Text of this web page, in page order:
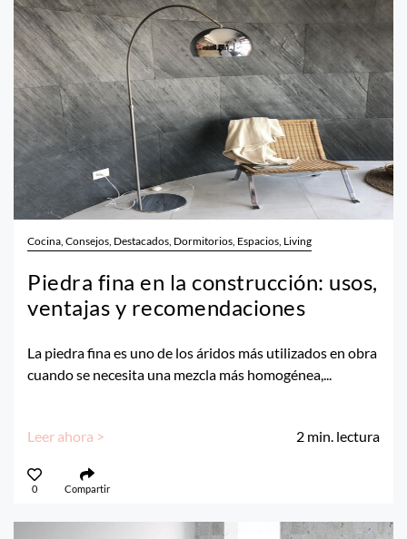
Cocina, Consejos, Destacados, Dormitorios, Espacios, Living
Piedra fina en la construcción: usos,
ventajas y recomendaciones
La piedra fina es uno de los áridos más utilizados en obra
cuando se necesita una mezcla más homogénea,...
Leer ahora > 2 min. lectura
0 Compartir